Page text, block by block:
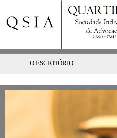
O ESCRITÓRIO